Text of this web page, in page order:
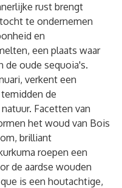
rust brengt
te ondernemen
en
een plaats waar
de oude sequoia's.
verkent een
de
Facetten van
het woud van Bois
brilliant
roepen een
de aardse wouden
is een houtachtige,